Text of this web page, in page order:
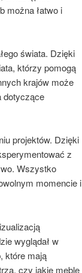
można łatwo i
świata. Dzięki
którzy pomogą
krajów może
dotyczące
projektów. Dzięki
z
Wszystko
momencie i
wyglądał w
które mają
czy jakie meble